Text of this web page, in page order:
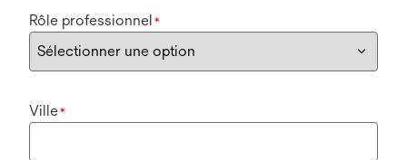
Rôle professionnel *
Ville*